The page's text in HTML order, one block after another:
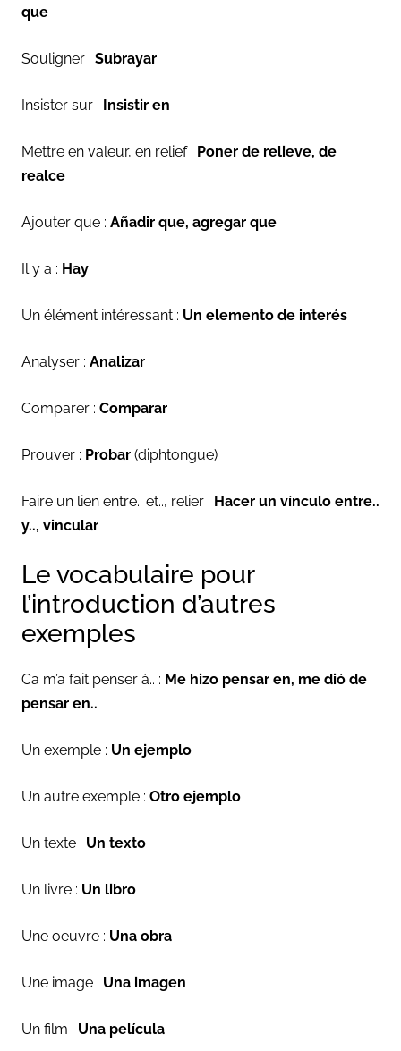
que
Souligner : Subrayar
Insister sur : Insistir en
Mettre en valeur, en relief : Poner de relieve, de
realce
Ajouter que : Añadir que, agregar que
Il y a : Hay
Un élément intéressant : Un elemento de interés
Analyser : Analizar
Comparer : Comparar
Prouver : Probar (diphtongue)
Faire un lien entre.. et.., relier : Hacer un vínculo entre..
y.., vincular
Le vocabulaire pour
l’introduction d’autres
exemples
Ca m’a fait penser à.. : Me hizo pensar en, me dió de
pensar en..
Un exemple : Un ejemplo
Un autre exemple : Otro ejemplo
Un texte : Un texto
Un livre : Un libro
Une oeuvre : Una obra
Une image : Una imagen
Un film : Una película